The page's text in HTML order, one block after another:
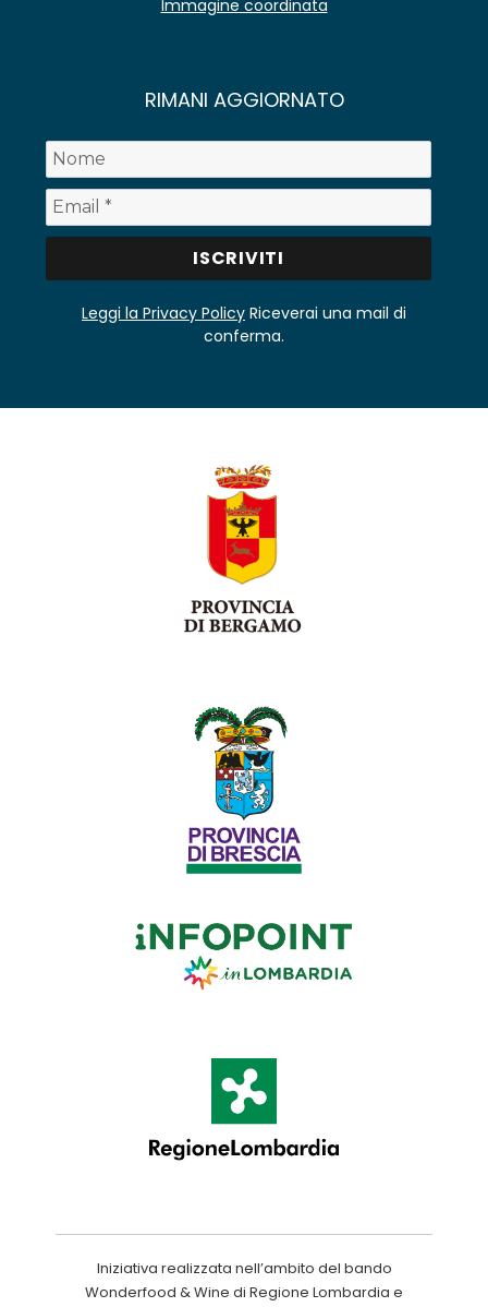
Immagine coordinata
RIMANI AGGIORNATO
Leggi la Privacy Policy Riceverai una mail di
conferma.
Iniziativa realizzata nell’ambito del bando
Wonderfood & Wine di Regione Lombardia e